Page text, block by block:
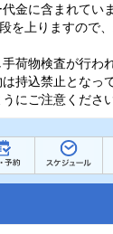
金に含まれていま
を上りますので
荷物検査が行わ
持込禁止となっ
にご注意ください